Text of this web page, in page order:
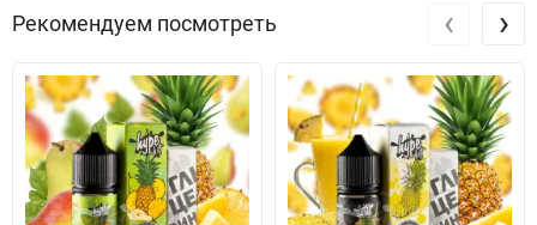
Рекомендуем посмотреть ‹ ›